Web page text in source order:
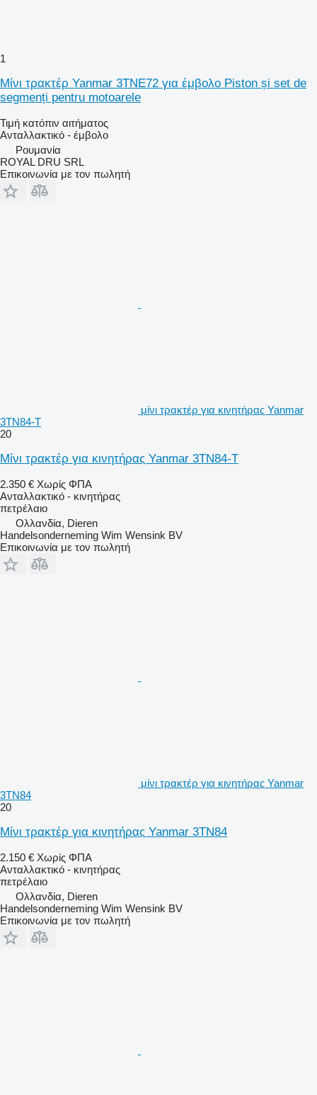
1
Μίνι τρακτέρ Yanmar 3TNE72 για έμβολο Piston și set de
segmenți pentru motoarele
Τιμή κατόπιν αιτήματος
Ανταλλακτικό - έμβολο
Ρουμανία
ROYAL DRU SRL
Επικοινωνία με τον πωλητή
μίνι τρακτέρ για κινητήρας Yanmar
3TN84-T
20
Μίνι τρακτέρ για κινητήρας Yanmar 3TN84-T
2.350 € Χωρίς ΦΠΑ
Ανταλλακτικό - κινητήρας
πετρέλαιο
Ολλανδία, Dieren
Handelsonderneming Wim Wensink BV
Επικοινωνία με τον πωλητή
μίνι τρακτέρ για κινητήρας Yanmar
3TN84
20
Μίνι τρακτέρ για κινητήρας Yanmar 3TN84
2.150 € Χωρίς ΦΠΑ
Ανταλλακτικό - κινητήρας
πετρέλαιο
Ολλανδία, Dieren
Handelsonderneming Wim Wensink BV
Επικοινωνία με τον πωλητή